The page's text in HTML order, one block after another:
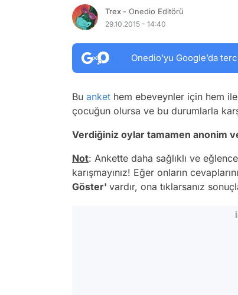
Trex - Onedio Editörü
29.10.2015 - 14:40
Onedio’yu Google’da
Bu anket hem ebeveynler için hem
çocuğun olursa ve bu durumlarla
Verdiğiniz oylar tamamen anonim
Not: Ankette daha sağlıklı ve
karışmayınız! Eğer onların
Göster' vardır, ona tıklarsanız